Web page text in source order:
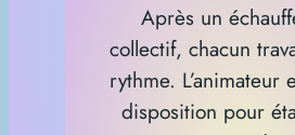
Après un
collectif, chacun
rythme. L’animateur
disposition pour